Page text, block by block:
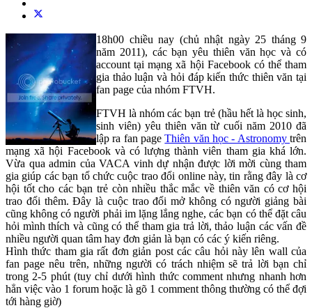
18h00 chiều nay (chủ nhật ngày 25 tháng 9
năm 2011), các bạn yêu thiên văn học và có
account tại mạng xã hội Facebook có thể tham
gia thảo luận và hỏi đáp kiến thức thiên văn tại
fan page của nhóm FTVH.
FTVH là nhóm các bạn trẻ (hầu hết là học sinh,
sinh viên) yêu thiên văn từ cuối năm 2010 đã
lập ra fan pageThiên văn học - Astronomytrên
mạng xã hội Facebook và có lượng thành viên tham gia khá lớn.
Vừa qua admin của VACA vinh dự nhận được lời mời cùng tham
gia giúp các bạn tổ chức cuộc trao đổi online này, tin rằng đây là cơ
hội tốt cho các bạn trẻ còn nhiều thắc mắc về thiên văn có cơ hội
trao đổi thêm. Đây là cuộc trao đổi mở không có người giảng bài
cũng không có người phải im lặng lắng nghe, các bạn có thể đặt câu
hỏi mình thích và cũng có thể tham gia trả lời, thảo luận các vấn đề
nhiều người quan tâm hay đơn giản là bạn có các ý kiến riêng.
Hình thức tham gia rất đơn giản post các câu hỏi này lên wall của
fan page nêu trên, những người có trách nhiệm sẽ trả lời bạn chỉ
trong 2-5 phút (tuy chỉ dưới hình thức comment nhưng nhanh hơn
hẳn việc vào 1 forum hoặc là gõ 1 comment thông thường có thể đợi
tới hàng giờ)